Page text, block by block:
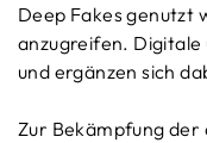
Deep Fakes genutzt
anzugreifen.
und ergänzen sich
Zur Bekämpfung